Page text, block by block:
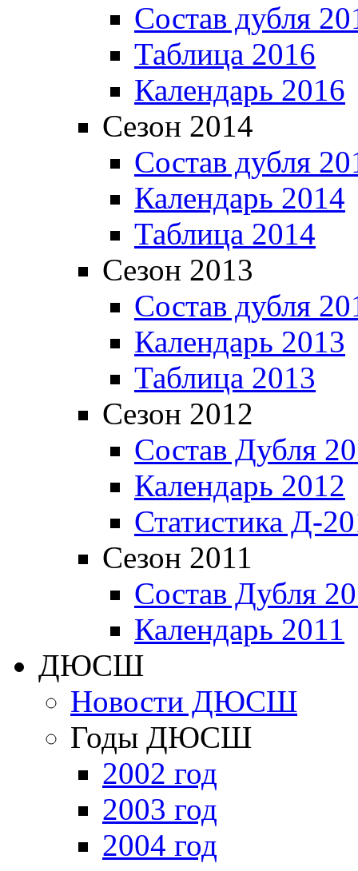
Состав дубля
Таблица 2016
Календарь 2016
Сезон 2014
Состав дубля
Календарь 2014
Таблица 2014
Сезон 2013
Состав дубля
Календарь 2013
Таблица 2013
Сезон 2012
Состав Дубля
Календарь 2012
Статистика Д-
Сезон 2011
Состав Дубля
Календарь 2011
ДЮСШ
Новости ДЮСШ
Годы ДЮСШ
2002 год
2003 год
2004 год